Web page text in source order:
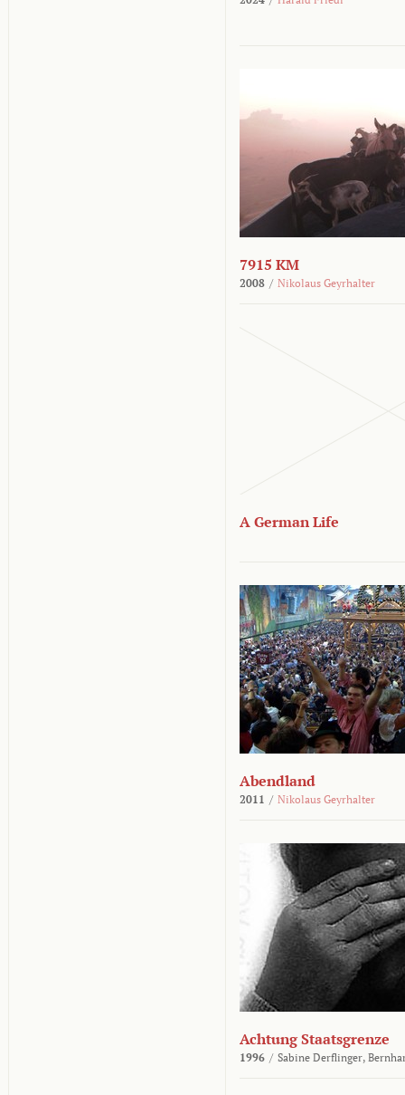
7915 KM
2008 / Nikolaus Geyrhalter
A German Life
Abendland
2011 / Nikolaus Geyrhalter
Achtung Staatsgrenze
1996 / Sabine Derflinger,